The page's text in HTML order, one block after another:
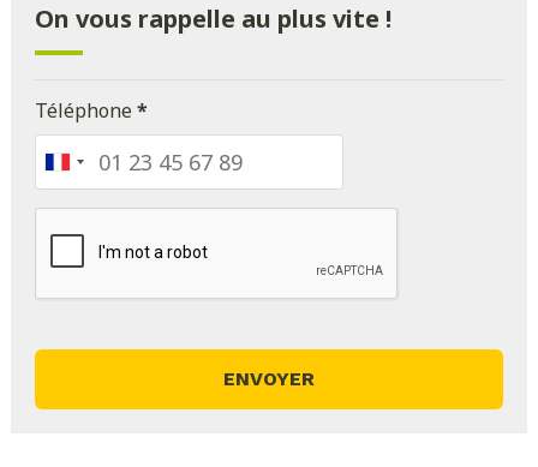
On vous rappelle au plus vite !
Téléphone*
France
+33